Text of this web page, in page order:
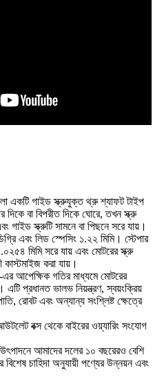
গাইড স্ক্রুযুক্ত থ্রু শ্যাফট টাইপ
দিকে বা বিপরীত দিকে ঘোরে, তখন স্ক্রু
স্ক্রুটি সামনে বা পিছনে সরে যায়।
এবং লিড স্পেসিং ১.২২ মিমি। স্টেপার
মিমি সরে যায় এবং মোটরের স্ক্রু
কাস্টমাইজ করা যায়।
আপেক্ষিক গতির মাধ্যমে মোটরের
প্রধানত ভালভ নিয়ন্ত্রণ, স্বয়ংক্রিয়
রোবট এবং অন্যান্য সংশ্লিষ্ট ক্ষেত্রে
বক্স থেকে বাইরের ওয়্যারিং সংযোগ
আমাদের দলের ১০ বছরেরও বেশি
চাহিদা অনুযায়ী পণ্যের উন্নয়ন এবং